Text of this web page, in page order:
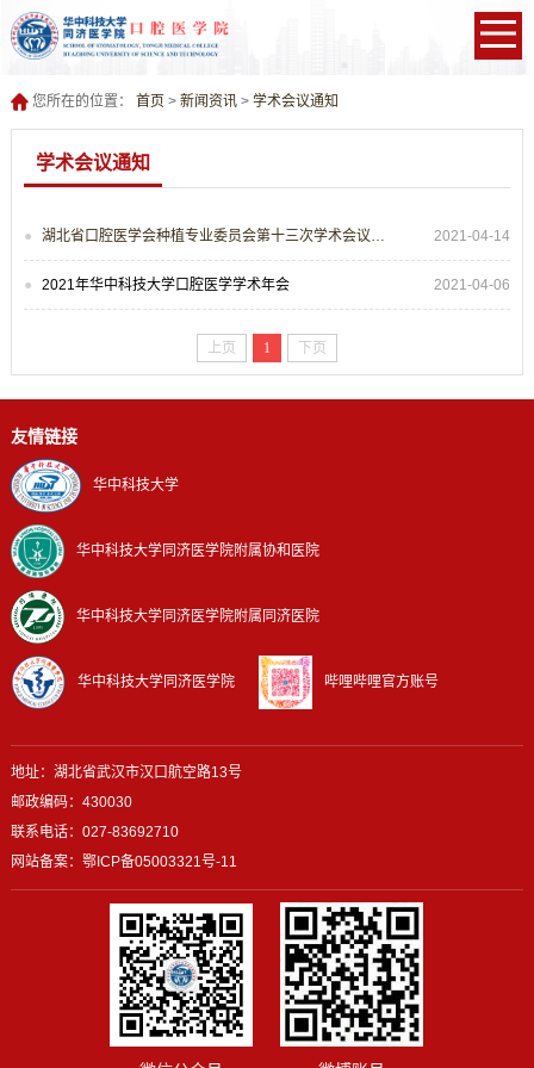
您所在的位置： 首页 > 新闻资讯> 学术会议通知
学术会议通知
湖北省口腔医学会种植专业委员会第十三次学术会议第一轮通知 2021-04-14
2021年华中科技大学口腔医学学术年会 2021-04-06
上页 1 下页
友情链接
华中科技大学
华中科技大学同济医学院附属协和医院
华中科技大学同济医学院附属同济医院
华中科技大学同济医学院 哔哩哔哩官方账号
地址：湖北省武汉市汉口航空路13号
邮政编码：430030
联系电话：027-83692710
网站备案： 鄂ICP备05003321号-11